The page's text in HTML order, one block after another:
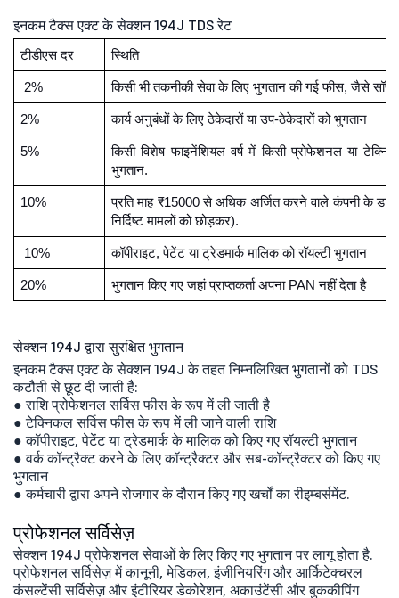
इनकम टैक्स एक्ट के सेक्शन 194J TDS रेट
टीडीएस दर स्थिति
2% किसी भी तकनीकी सेवा के लिए भुगतान की गई फीस, जैसे
2% कार्य अनुबंधों के लिए ठेकेदारों या उप-ठेकेदारों को भुगतान
5%
किसी विशेष फाइनेंशियल वर्ष में किसी प्रोफेशनल या
भुगतान.
10%
प्रति माह ₹15000 से अधिक अर्जित करने वाले कंपनी के
निर्दिष्ट मामलों को छोड़कर).
10% कॉपीराइट, पेटेंट या ट्रेडमार्क मालिक को रॉयल्टी भुगतान
20% भुगतान किए गए जहां प्राप्तकर्ता अपना PAN नहीं देता है
सेक्शन 194J द्वारा सुरक्षित भुगतान
इनकम टैक्स एक्ट के सेक्शन 194J के तहत निम्नलिखित भुगतानों को TDS
कटौती से छूट दी जाती है:
● राशि प्रोफेशनल सर्विस फीस के रूप में ली जाती है
● टेक्निकल सर्विस फीस के रूप में ली जाने वाली राशि
● कॉपीराइट, पेटेंट या ट्रेडमार्क के मालिक को किए गए रॉयल्टी भुगतान
● वर्क कॉन्ट्रैक्ट करने के लिए कॉन्ट्रैक्टर और सब-कॉन्ट्रैक्टर को किए गए
भुगतान
● कर्मचारी द्वारा अपने रोजगार के दौरान किए गए खर्चों का रीइम्बर्समेंट.
प्रोफेशनल सर्विसेज़
सेक्शन 194J प्रोफेशनल सेवाओं के लिए किए गए भुगतान पर लागू होता है.
प्रोफेशनल सर्विसेज़ में कानूनी, मेडिकल, इंजीनियरिंग और आर्किटेक्चरल
कंसल्टेंसी सर्विसेज़ और इंटीरियर डेकोरेशन, अकाउंटेंसी और बुककीपिंग